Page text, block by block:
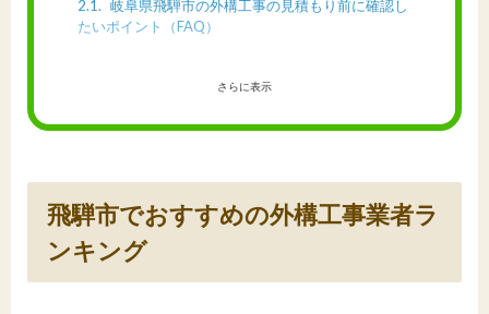
2.1
岐阜県飛騨市の外構工事の見積もり前に確認し
たいポイント（FAQ）
さらに表示
飛騨市でおすすめの外構工事業者ラ
ンキング